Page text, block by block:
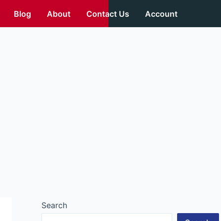
Blog About Contact Us Account
Search